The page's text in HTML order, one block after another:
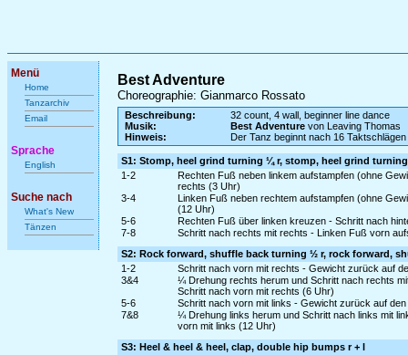
Menü
Home
Tanzarchiv
Email
Sprache
English
Suche nach
What's New
Tänzen
Best Adventure
Choreographie: Gianmarco Rossato
Beschreibung:
32 count, 4 wall, beginner line dance
Musik:
Best Adventurevon Leaving Thomas
Hinweis:
Der Tanz beginnt nach 16
S1: Stomp, heel grind turning ¼ r, stomp, heel grind
1-2
Rechten Fuß neben linkem aufstampfen (ohne
rechts (3 Uhr)
3-4
Linken Fuß neben rechtem aufstampfen (ohne
(12 Uhr)
5-6
Rechten Fuß über linken kreuzen - Schritt nach
7-8
Schritt nach rechts mit rechts - Linken Fuß vorn
S2: Rock forward, shuffle back turning ½ r, rock forward,
1-2
Schritt nach vorn mit rechts - Gewicht zurück auf
3&4
¼ Drehung rechts herum und Schritt nach rechts
Schritt nach vorn mit rechts (6 Uhr)
5-6
Schritt nach vorn mit links - Gewicht zurück auf
7&8
¼ Drehung links herum und Schritt nach links mit
vorn mit links (12 Uhr)
S3: Heel & heel & heel, clap, double hip bumps r + l